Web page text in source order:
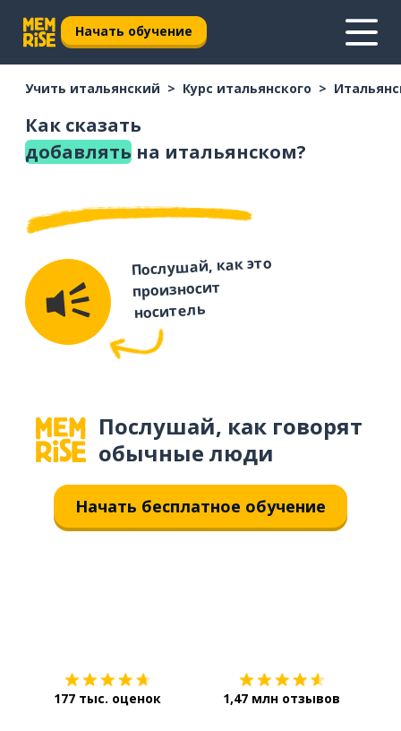
Начать обучение
Учить итальянский Курс итальянского
Как сказать
добавлять на итальянском?
Послушай, как это
произносит
носитель
Послушай, как говорят
обычные люди
Начать бесплатное обучение
177 тыс. оценок 1,47 млн отзывов